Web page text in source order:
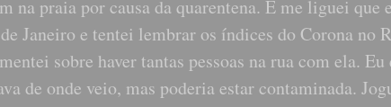
na praia por causa da quarentena. E me liguei que
Janeiro e tentei lembrar os índices do Corona no
sobre haver tantas pessoas na rua com ela.
de onde veio, mas poderia estar contaminada.